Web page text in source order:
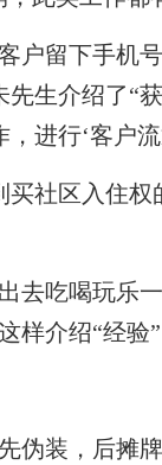
留下手机号
生介绍了“
进行‘客户流
区入住权
吃喝玩乐
样介绍“经验
装，后摊牌